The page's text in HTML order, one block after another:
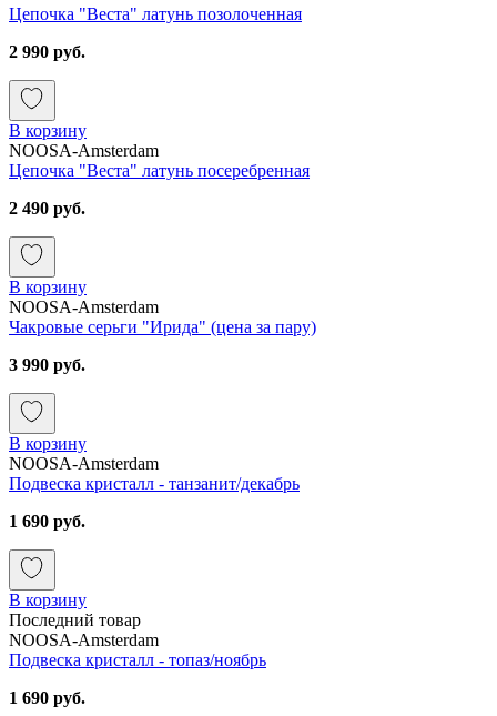
Цепочка "Веста" латунь позолоченная
2 990 руб.
В корзину
NOOSA-Amsterdam
Цепочка "Веста" латунь посеребренная
2 490 руб.
В корзину
NOOSA-Amsterdam
Чакровые серьги "Ирида" (цена за пару)
3 990 руб.
В корзину
NOOSA-Amsterdam
Подвеска кристалл - танзанит/декабрь
1 690 руб.
В корзину
Последний товар
NOOSA-Amsterdam
Подвеска кристалл - топаз/ноябрь
1 690 руб.